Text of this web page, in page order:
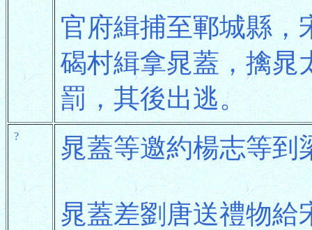
官府緝捕至鄆城縣，
碣村緝拿晁蓋，擒晁
罰，其後出逃。
? 晁蓋等邀約楊志等到
晁蓋差劉唐送禮物給